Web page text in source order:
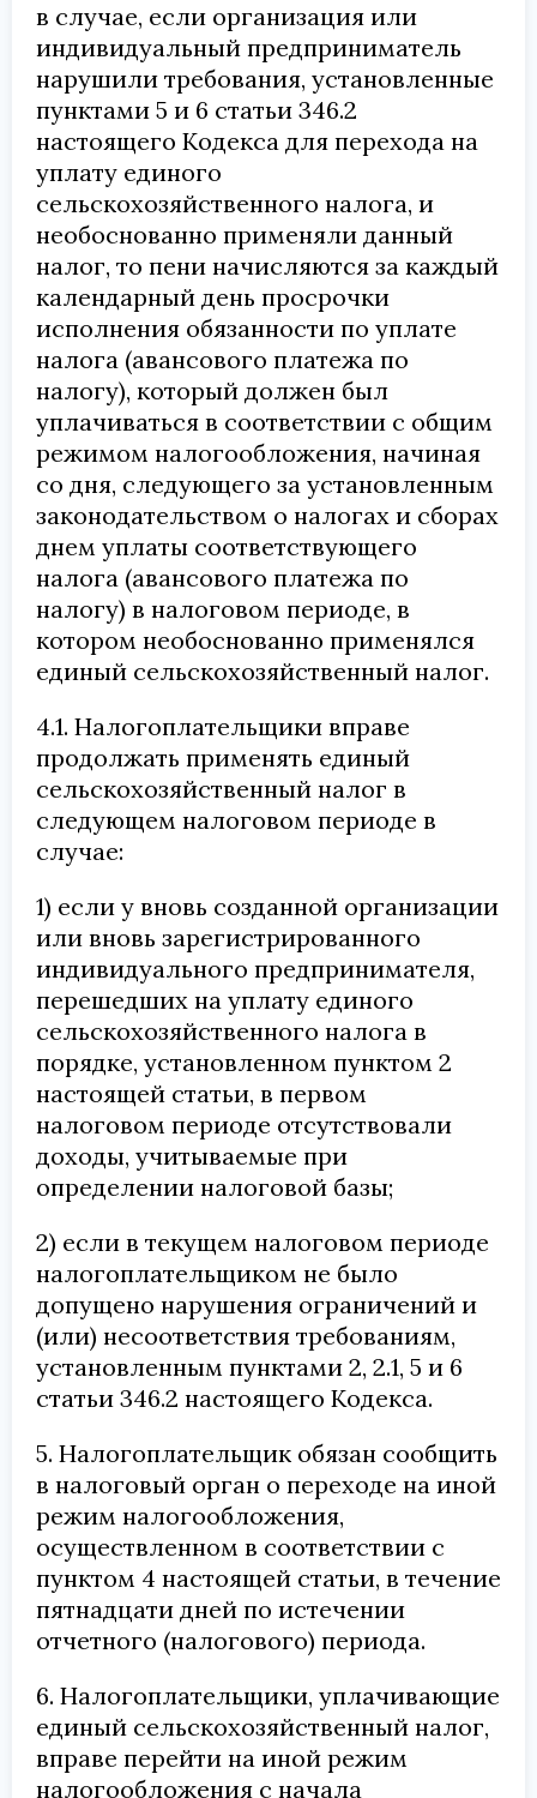
в случае, если организация или
индивидуальный предприниматель
нарушили требования, установленные
пунктами 5 и 6 статьи 346.2
настоящего Кодекса для перехода на
уплату единого
сельскохозяйственного налога, и
необоснованно применяли данный
налог, то пени начисляются за каждый
календарный день просрочки
исполнения обязанности по уплате
налога (авансового платежа по
налогу), который должен был
уплачиваться в соответствии с общим
режимом налогообложения, начиная
со дня, следующего за установленным
законодательством о налогах и сборах
днем уплаты соответствующего
налога (авансового платежа по
налогу) в налоговом периоде, в
котором необоснованно применялся
единый сельскохозяйственный налог.
4.1. Налогоплательщики вправе
продолжать применять единый
сельскохозяйственный налог в
следующем налоговом периоде в
случае:
1) если у вновь созданной организации
или вновь зарегистрированного
индивидуального предпринимателя,
перешедших на уплату единого
сельскохозяйственного налога в
порядке, установленном пунктом 2
настоящей статьи, в первом
налоговом периоде отсутствовали
доходы, учитываемые при
определении налоговой базы;
2) если в текущем налоговом периоде
налогоплательщиком не было
допущено нарушения ограничений и
(или) несоответствия требованиям,
установленным пунктами 2, 2.1, 5 и 6
статьи 346.2 настоящего Кодекса.
5. Налогоплательщик обязан сообщить
в налоговый орган о переходе на иной
режим налогообложения,
осуществленном в соответствии с
пунктом 4 настоящей статьи, в течение
пятнадцати дней по истечении
отчетного (налогового) периода.
6. Налогоплательщики, уплачивающие
единый сельскохозяйственный налог,
вправе перейти на иной режим
налогообложения с начала